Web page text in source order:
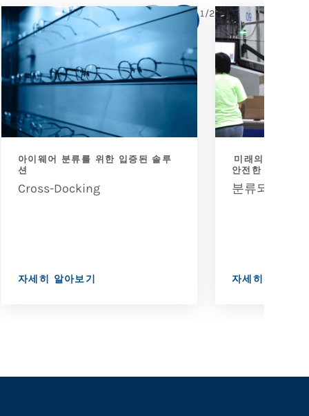
아이웨어 분류를 위한 입증된 솔루
션
Cross-Docking
자세히 알아보기
미래의 창고에
안전한 생산성
분류되지 않음
자세히 알아보
1/2